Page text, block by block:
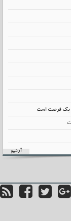
یک فرصت است
آرشیو